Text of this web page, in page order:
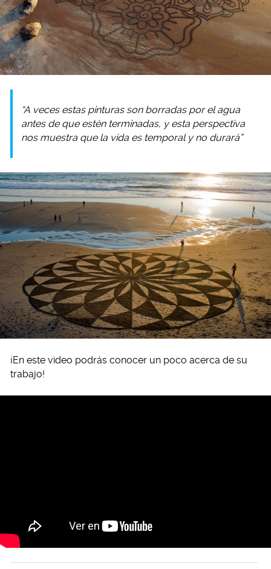
“A veces estas pinturas son borradas por el agua
antes de que estén terminadas, y esta perspectiva
nos muestra que la vida es temporal y no durará”
¡En este video podrás conocer un poco acerca de su
trabajo!